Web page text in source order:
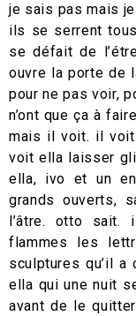
je sais pas mais
ils se serrent
se défait de
ouvre la porte de
pour ne pas voir,
n’ont que ça à
mais il voit. il voit
voit ella laisser
ella, ivo et un
grands ouverts,
l’âtre. otto
flammes les
sculptures qu’il a
ella qui une nuit
avant de le